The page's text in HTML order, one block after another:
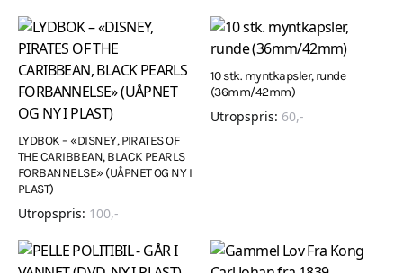
LYDBOK – «DISNEY, PIRATES OF
THE CARIBBEAN, BLACK PEARLS
FORBANNELSE» (UÅPNET OG NY I
PLAST)
Utropspris: 100,-
10 stk. myntkapsler, runde
(36mm/42mm)
Utropspris: 60,-